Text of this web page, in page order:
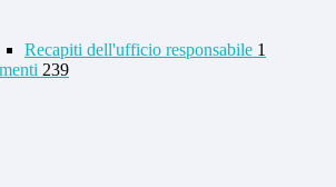
Recapiti dell'ufficio responsabile 1
239